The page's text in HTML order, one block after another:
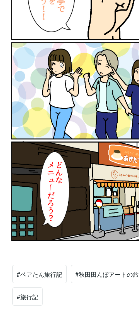
#ベアたん旅行記 #秋田田んぼアートの旅
#旅行記